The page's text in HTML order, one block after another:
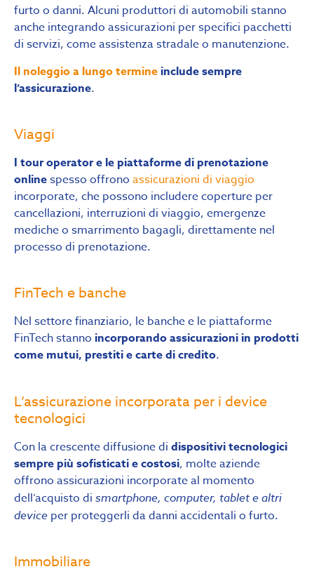
furto o danni. Alcuni produttori di automobili stanno
anche integrando assicurazioni per specifici pacchetti
di servizi, come assistenza stradale o manutenzione.
Il noleggio a lungo termine include sempre
l’assicurazione.
Viaggi
I tour operator e le piattaforme di prenotazione
onlinespesso offrono assicurazioni di viaggio
incorporate, che possono includere coperture per
cancellazioni, interruzioni di viaggio, emergenze
mediche o smarrimento bagagli, direttamente nel
processo di prenotazione.
FinTech e banche
Nel settore finanziario, le banche e le piattaforme
FinTech stanno incorporando assicurazioni in prodotti
come mutui, prestiti e carte di credito.
L’assicurazione incorporata per i device
tecnologici
Con la crescente diffusione di dispositivi tecnologici
sempre più sofisticati e costosi, molte aziende
offrono assicurazioni incorporate al momento
dell’acquisto di smartphone, computer, tablet e altri
device per proteggerli da danni accidentali o furto.
Immobiliare